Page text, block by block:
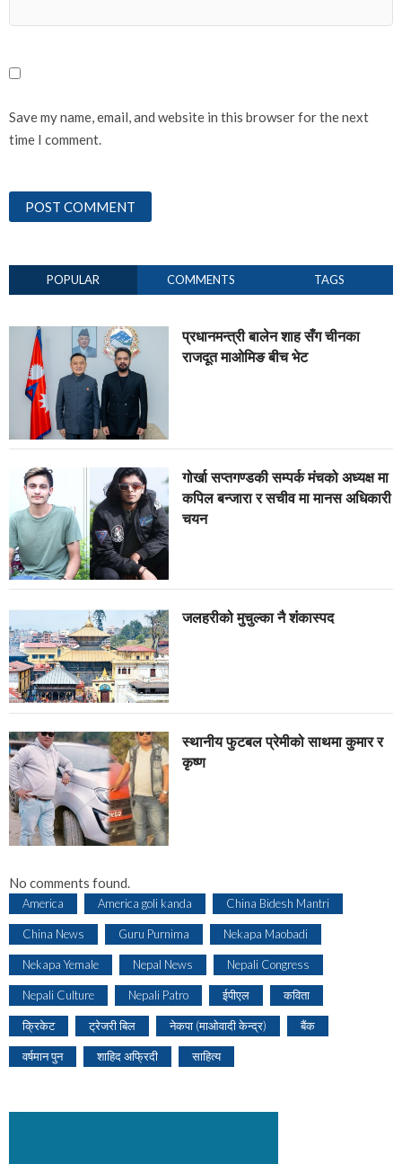
Save my name, email, and website in this browser for the next
time I comment.
POPULAR COMMENTS TAGS
प्रधानमन्त्री बालेन शाह सँग चीनका
राजदूत माओमिङ बीच भेट
गोर्खा सप्तगण्डकी सम्पर्क मंचको अध्यक्ष मा
कपिल बन्जारा र सचीव मा मानस अधिकारी
चयन
जलहरीको मुचुल्का नै शंंकास्पद
स्थानीय फुटबल प्रेमीको साथमा कुमार र
कृष्ण
No comments found.
America America goli kanda China Bidesh Mantri
China News Guru Purnima Nekapa Maobadi
Nekapa Yemale Nepal News Nepali Congress
Nepali Culture Nepali Patro ईपीएल कविता
क्रिकेट ट्रेजरी बिल नेकपा (माओवादी केन्द्र) बैंक
वर्षमान पुन शाहिद अफ्रिदी साहित्य